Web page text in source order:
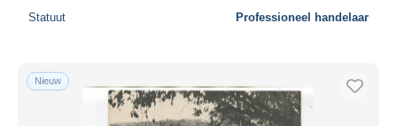
Statuut Professioneel handelaar
Nieuw